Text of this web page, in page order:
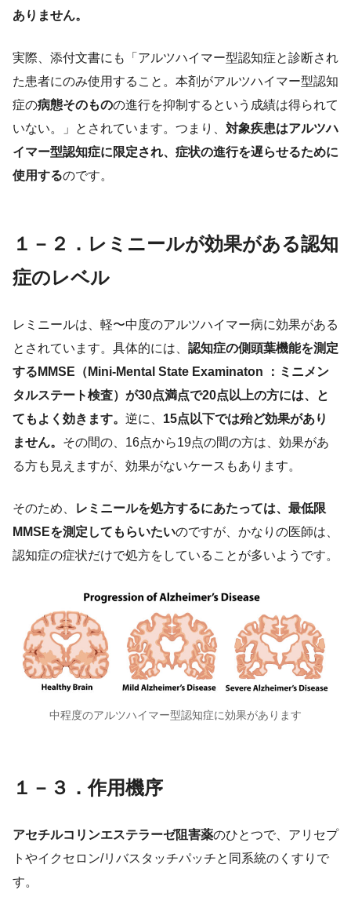
ありません。
実際、添付文書にも「アルツハイマー型認知症と診断され
た患者にのみ使用すること。本剤がアルツハイマー型認知
症の病態そのものの進行を抑制するという成績は得られて
いない。」とされています。つまり、 対象疾患はアルツハ
イマー型認知症に限定され、症状の進行を遅らせるために
使用するのです。
１－２．レミニールが効果がある認知
症のレベル
レミニールは、軽〜中度のアルツハイマー病に効果がある
とされています。具体的には、 認知症の側頭葉機能を測定
するMMSE（Mini-Mental State Examinaton ：ミニメン
タルステート検査）が30点満点で20点以上の方には、と
てもよく効きます。 逆に、 15点以下では殆ど効果があり
ません。 その間の、16点から19点の間の方は、効果があ
る方も見えますが、効果がないケースもあります。
そのため、
レミニールを処方するにあたっては、最低限
MMSEを測定してもらいたいのですが、かなりの医師は、
認知症の症状だけで処方をしていることが多いようです。
中程度のアルツハイマー型認知症に効果があります
１－３．作用機序
アセチルコリンエステラーゼ阻害薬のひとつで、アリセプ
トやイクセロン/リバスタッチパッチと同系統のくすりで
す。